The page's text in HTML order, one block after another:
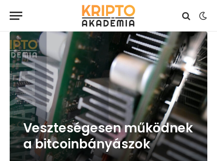
Veszteségesen működnek
a bitcoinbányászok